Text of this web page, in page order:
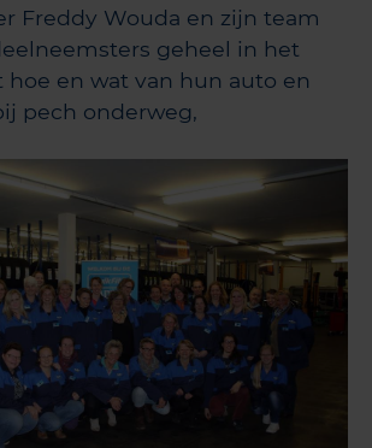
Freddy Wouda en zijn team
geheel in het
hoe en wat van hun auto en
pech onderweg,